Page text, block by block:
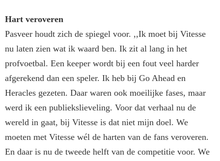
Hart veroveren
Pasveer houdt zich de spiegel voor. ,,Ik moet bij Vitesse
nu laten zien wat ik waard ben. Ik zit al lang in het
profvoetbal. Een keeper wordt bij een fout veel harder
afgerekend dan een speler. Ik heb bij Go Ahead en
Heracles gezeten. Daar waren ook moeilijke fases, maar
werd ik een publiekslieveling. Voor dat verhaal nu de
wereld in gaat, bij Vitesse is dat niet mijn doel. We
moeten met Vitesse wél de harten van de fans veroveren.
En daar is nu de tweede helft van de competitie voor. We